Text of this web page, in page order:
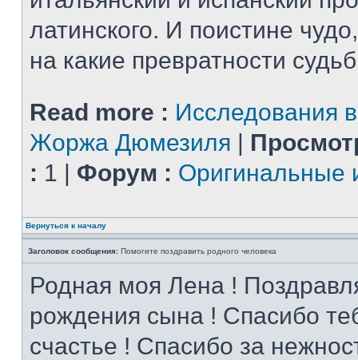
латинского. И поистине
на какие превратности
Read more : Исследования
Жоржа Дюмезиля |
: 1 | Форум : Оригинальные
Вернуться к началу
Заголовок сообщения: Помогите поздравить родного человека
Родная моя Лена !
рождения сына ! Спасибо
счастье ! Спасибо за